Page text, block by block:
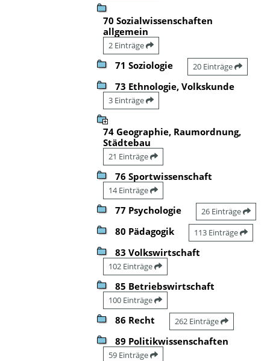
70 Sozialwissenschaften
allgemein
2 Einträge
71 Soziologie 20 Einträge
73 Ethnologie, Volkskunde
3 Einträge
74 Geographie, Raumordnung,
Städtebau
21 Einträge
76 Sportwissenschaft
14 Einträge
77 Psychologie 26 Einträge
80 Pädagogik 113 Einträge
83 Volkswirtschaft
102 Einträge
85 Betriebswirtschaft
100 Einträge
86 Recht 262 Einträge
89 Politikwissenschaften
59 Einträge